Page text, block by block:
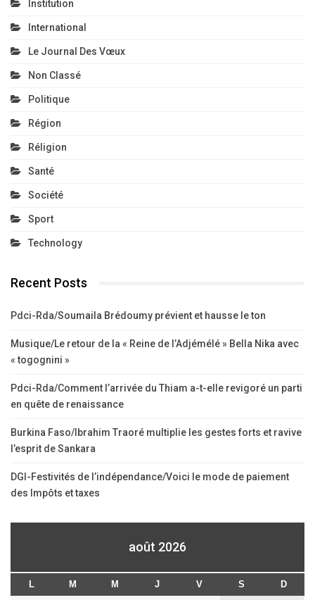
Institution
International
Le Journal Des Vœux
Non Classé
Politique
Région
Réligion
Santé
Société
Sport
Technology
Recent Posts
Pdci-Rda/Soumaila Brédoumy prévient et hausse le ton
Musique/Le retour de la « Reine de l’Adjémélé » Bella Nika avec
« togognini »
Pdci-Rda/Comment l’arrivée du Thiam a-t-elle revigoré un parti
en quête de renaissance
Burkina Faso/Ibrahim Traoré multiplie les gestes forts et ravive
l’esprit de Sankara
DGI-Festivités de l’indépendance/Voici le mode de paiement
des Impôts et taxes
août 2026
L M M J V S D